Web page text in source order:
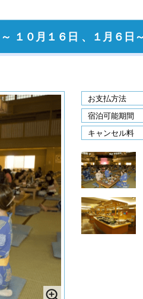
１０月１６日 、１月６日
お支払方法
宿泊可能期間
キャンセル料